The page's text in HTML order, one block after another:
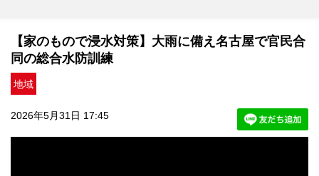
【家のもので浸水対策】大雨に備え名古屋で官民合
同の総合水防訓練
地域
2026年5月31日 17:45